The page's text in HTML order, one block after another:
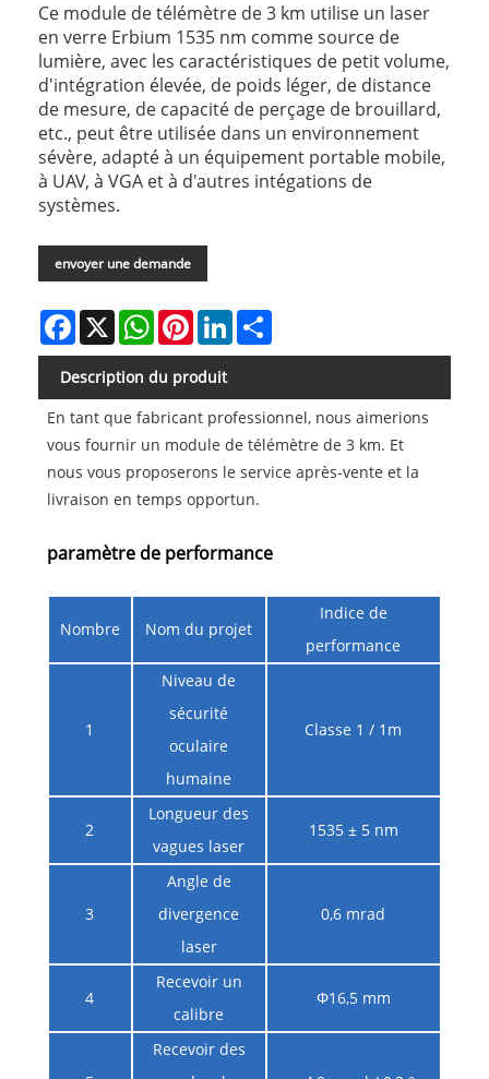
Ce module de télémètre de 3 km utilise un laser
en verre Erbium 1535 nm comme source de
lumière, avec les caractéristiques de petit volume,
d'intégration élevée, de poids léger, de distance
de mesure, de capacité de perçage de brouillard,
etc., peut être utilisée dans un environnement
sévère, adapté à un équipement portable mobile,
à UAV, à VGA et à d'autres intégations de
systèmes.
envoyer une demande
Facebook
X WhatsAppPinterestLinkedIn
Description du produit
En tant que fabricant professionnel, nous aimerions
vous fournir un module de télémètre de 3 km. Et
nous vous proposerons le service après-vente et la
livraison en temps opportun.
paramètre de performance
Nombre Nom du projet
Indice de
performance
1
Niveau de
sécurité
oculaire
humaine
Classe 1 / 1m
2
Longueur des
vagues laser
1535 ± 5 nm
3
Angle de
divergence
laser
0,6 mrad
4
Recevoir un
calibre
Φ16,5 mm
Recevoir des